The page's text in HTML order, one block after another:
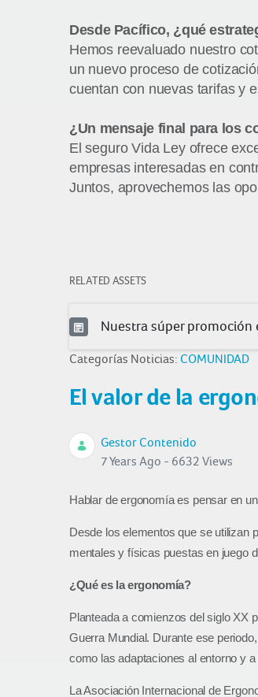
Desde Pacífico, ¿qué
Hemos reevaluado nuestro
un nuevo proceso de
cuentan con nuevas tarifas y
¿Un mensaje final para los
El seguro Vida Ley ofrece
empresas interesadas en
Juntos, aprovechemos las
RELATED ASSETS
Nuestra súper promoción
Categorías Noticias: COMUNIDAD
El valor de la
Gestor Contenido
7 Years Ago - 6632 Views
Hablar de ergonomía es pensar en
Desde los elementos que se utilizan
mentales y físicas puestas en juego
¿Qué es la ergonomía?
Planteada a comienzos del siglo XX
Guerra Mundial. Durante ese
como las adaptaciones al entorno y
La Asociación Internacional de